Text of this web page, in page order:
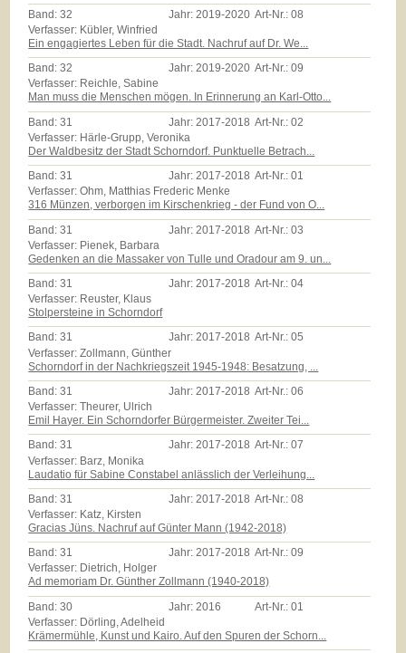
Band:32 Jahr:2019-2020 Art-Nr.:08
Verfasser: Kübler, Winfried
Ein engagiertes Leben für die Stadt. Nachruf auf Dr. We...
Band:32 Jahr:2019-2020 Art-Nr.:09
Verfasser: Reichle, Sabine
Man muss die Menschen mögen. In Erinnerung an Karl-Otto...
Band:31 Jahr: 2017-2018 Art-Nr.:02
Verfasser: Härle-Grupp, Veronika
Der Waldbesitz der Stadt Schorndorf. Punktuelle Betrach...
Band:31 Jahr:2017-2018 Art-Nr.:01
Verfasser: Ohm, Matthias Frederic Menke
316 Münzen, verborgen im Kirschenkrieg - der Fund von O...
Band:31 Jahr: 2017-2018 Art-Nr.:03
Verfasser: Pienek, Barbara
Gedenken an die Massaker von Tulle und Oradour am 9. un...
Band:31 Jahr:2017-2018 Art-Nr.:04
Verfasser: Reuster, Klaus
Stolpersteine in Schorndorf
Band:31 Jahr:2017-2018 Art-Nr.:05
Verfasser: Zollmann, Günther
Schorndorf in der Nachkriegszeit 1945-1948: Besatzung, ...
Band:31 Jahr:2017-2018 Art-Nr.:06
Verfasser: Theurer, Ulrich
Emil Hayer. Ein Schorndorfer Bürgermeister. Zweiter Tei...
Band:31 Jahr:2017-2018 Art-Nr.:07
Verfasser: Barz, Monika
Laudatio für Sabine Constabel anlässlich der Verleihung...
Band:31 Jahr: 2017-2018 Art-Nr.:08
Verfasser: Katz, Kirsten
Gracias Jüns. Nachruf auf Günter Mann (1942-2018)
Band:31 Jahr:2017-2018 Art-Nr.:09
Verfasser: Dietrich, Holger
Ad memoriam Dr. Günther Zollmann (1940-2018)
Band:30 Jahr: 2016 Art-Nr.:01
Verfasser: Dörling, Adelheid
Krämermühle, Kunst und Kairo. Auf den Spuren der Schorn...